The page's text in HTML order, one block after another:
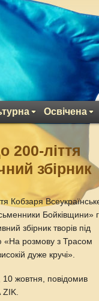
Освічена
200-ліття
збірник
Кобзаря
Бойківщини»
збірник творів під
«На розмову з Трасом
дуже кручі».
10 жовтня, повідомив
ZIK.